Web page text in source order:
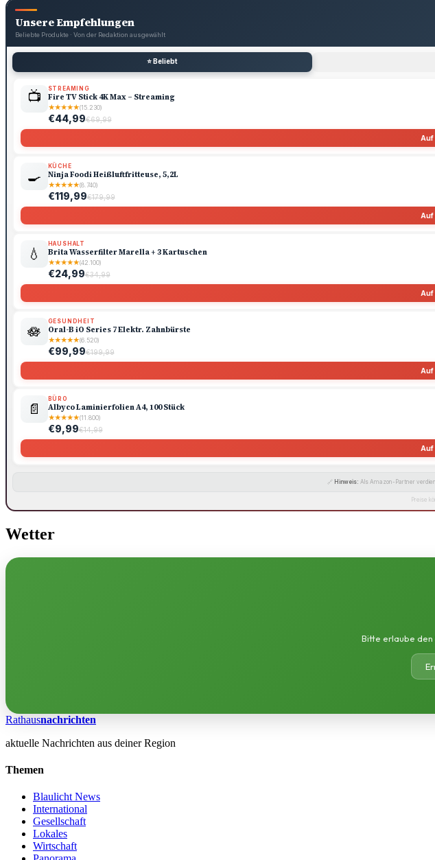
Unsere Empfehlungen
Beliebte Produkte · Von der Redaktion ausgewählt
⭐ Beliebt
📺 STREAMING
Fire TV Stick 4K Max – Streaming
★★★★★(15.230)
€44,99€69,99
Auf
🍳
KÜCHE
Ninja Foodi Heißluftfritteuse, 5,2L
★★★★★(8.740)
€119,99€179,99
Auf
💧
HAUSHALT
Brita Wasserfilter Marella + 3 Kartuschen
★★★★★(42.100)
€24,99€34,99
Auf
🪷
GESUNDHEIT
Oral-B iO Series 7 Elektr. Zahnbürste
★★★★★(6.520)
€99,99€199,99
Auf
📄
BÜRO
Albyco Laminierfolien A4, 100 Stück
★★★★★(11.800)
€9,99€14,99
Auf
🔗 Hinweis: Als Amazon-Partner
Preise
Wetter
Bitte erlaube
Rathausnachrichten
aktuelle Nachrichten aus deiner Region
Themen
Blaulicht News
International
Gesellschaft
Lokales
Wirtschaft